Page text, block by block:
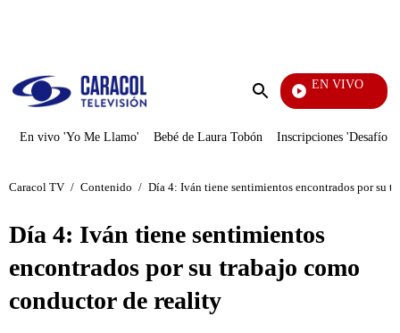
Enviar
EN VIVO
Noticias Caracol
En vivo 'Yo Me Llamo' Bebé de Laura Tobón Inscripciones 'Desafío'
Caracol TV / Contenido / Día 4: Iván tiene sentimientos encontrados por su
Día 4: Iván tiene sentimientos
encontrados por su trabajo como
conductor de reality